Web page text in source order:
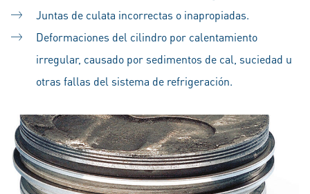
Juntas de culata incorrectas o inapropiadas.
Deformaciones del cilindro por calentamiento
irregular, causado por sedimentos de cal, suciedad u
otras fallas del sistema de refrigeración.